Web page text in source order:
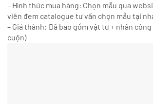
– Hình thức mua hàng: Chọn mẫu qua
viên đem catalogue tư vấn chọn mẫu tại
– Giá thành: Đã bao gồm vật tư + nhân
cuộn)